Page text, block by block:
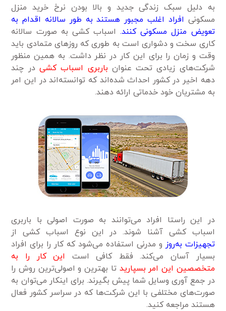
به دلیل سبک زندگی جدید و بالا بودن نرخ خرید منزل
مسکونی افراد اغلب مجبور هستند به طور سالانه اقدام به
تعویض منزل مسکونی کنند.اسباب کشی به صورت سالانه
کاری سخت و دشواری است به طوری که روزهای متمادی باید
وقت و زمان را برای این کار در نظر داشت. به همین منظور
شرکت‌های زیادی تحت عنوان باربری اسباب کشی در چند
دهه اخیر در کشور احداث شده‌اند که توانسته‌اند در این امر
به مشتریان خود خدماتی ارائه دهند.
در این راستا افراد می‌توانند به صورت اصولی با باربری
اسباب کشی آشنا شوند. در این نوع اسباب کشی از
تجهیزات به‌روز و مدرنی استفاده می‌شود که کار را برای افراد
بسیار آسان می‌کند. فقط کافی است این کار را به
متخصصین این امر بسپارید تا بهترین و اصولی‌ترین روش را
در جمع آوری وسایل شما پیش بگیرند. برای اینکار می‌توان به
صورت‌های مختلفی با این شرکت‌ها که در سراسر کشور فعال
هستند مراجعه کنید.